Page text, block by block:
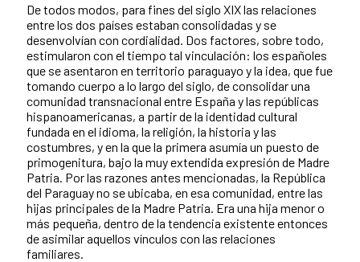
De todos modos, para fines del siglo XIX las relaciones
entre los dos países estaban consolidadas y se
desenvolvían con cordialidad. Dos factores, sobre todo,
estimularon con el tiempo tal vinculación: los españoles
que se asentaron en territorio paraguayo y la idea, que fue
tomando cuerpo a lo largo del siglo, de consolidar una
comunidad transnacional entre España y las repúblicas
hispanoamericanas, a partir de la identidad cultural
fundada en el idioma, la religión, la historia y las
costumbres, y en la que la primera asumía un puesto de
primogenitura, bajo la muy extendida expresión de Madre
Patria. Por las razones antes mencionadas, la República
del Paraguay no se ubicaba, en esa comunidad, entre las
hijas principales de la Madre Patria. Era una hija menor o
más pequeña, dentro de la tendencia existente entonces
de asimilar aquellos vínculos con las relaciones
familiares.